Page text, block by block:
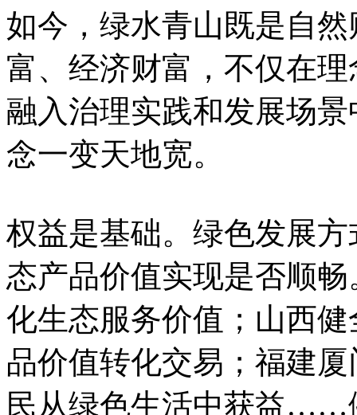
如今，绿水青山既是自
富、经济财富，不仅在
融入治理实践和发展场
念一变天地宽。
权益是基础。绿色发展
态产品价值实现是否顺畅
化生态服务价值；山西
品价值转化交易；福建
民从绿色生活中获益……